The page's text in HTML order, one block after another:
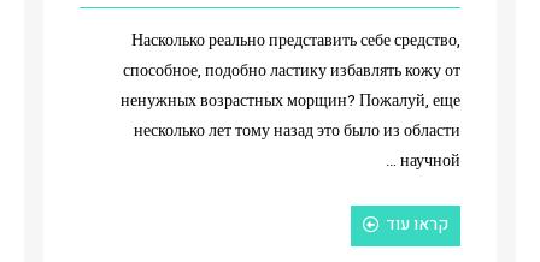
Насколько реально представить себе средство,
способное, подобно ластику избавлять кожу от
ненужных возрастных морщин? Пожалуй, еще
несколько лет тому назад это было из области
научной …
קראו עוד